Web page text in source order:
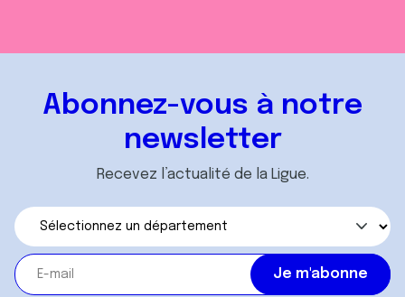
Abonnez-vous à notre
newsletter
Recevez l’actualité de la Ligue.